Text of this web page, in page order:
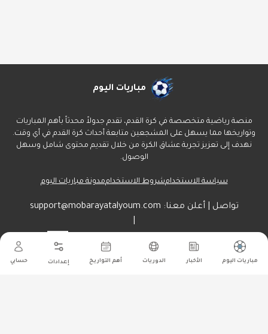
مباريات اليوم الأخبار الدوريات أهم التواريخ إعدادات حسابي
مباريات اليوم
منصة رياضية متخصصة في كرة القدم، تقدم جدولاً محدثاً بأهم المباريات
وتواريخها مما يسهل على المشجعين متابعة أحداث كرة القدم في أي وقت.
نهدف إلى تعزيز تجربة عشاق الكرة من خلال تقديم محتوى شامل وسهل
الوصول.
سياسة الاستخدامشروط الاستخداممدونة مباريات اليوم
تواصل | أعلن معنا: support@mobarayatalyoum.com